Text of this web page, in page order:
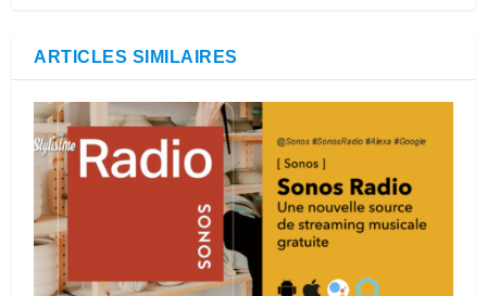
ARTICLES SIMILAIRES